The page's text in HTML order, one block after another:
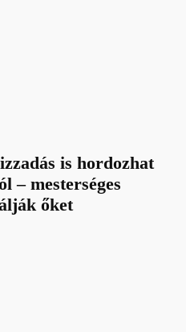
is hordozhat
– mesterséges
őket